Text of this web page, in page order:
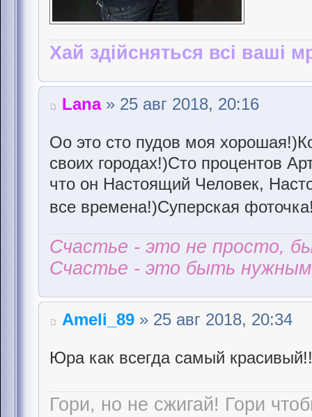
Хай здійсняться всі ваші
Lana» 25 авг 2018, 20:16
Оо это сто пудов моя
своих городах!)Сто процентов
что он Настоящий Человек,
все времена!)Суперская
Счастье - это не просто,
Счастье - это быть
Ameli_89 » 25 авг 2018, 20:34
Юра как всегда самый
Гори, но не сжигай! Гори